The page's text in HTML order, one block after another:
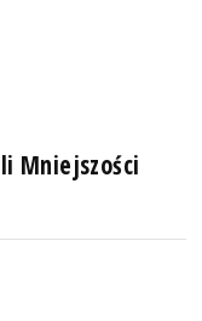
Mniejszości